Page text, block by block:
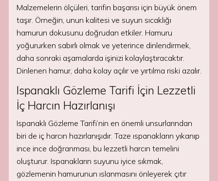
Malzemelerin ölçüleri, tarifin başarısı için büyük önem
taşır. Örneğin, unun kalitesi ve suyun sıcaklığı
hamurun dokusunu doğrudan etkiler. Hamuru
yoğururken sabırlı olmak ve yeterince dinlendirmek,
daha sonraki aşamalarda işinizi kolaylaştıracaktır.
Dinlenen hamur, daha kolay açılır ve yırtılma riski azalır.
Ispanaklı Gözleme Tarifi İçin Lezzetli
İç Harcın Hazırlanışı
Ispanaklı Gözleme Tarifi’nin en önemli unsurlarından
biri de iç harcın hazırlanışıdır. Taze ıspanakların yıkanıp
ince ince doğranması, bu lezzetli harcın temelini
oluşturur. Ispanakların suyunu iyice sıkmak,
gözlemenin hamurunun ıslanmasını önleyerek çıtır